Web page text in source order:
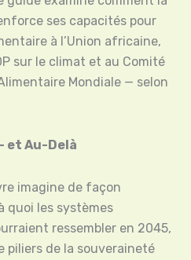
ses capacités pour
à l’Union africaine,
sur le climat et au Comité
Mondiale — selon
et Au-Delà
imagine de façon
quoi les systèmes
ressembler en 2045,
de la souveraineté